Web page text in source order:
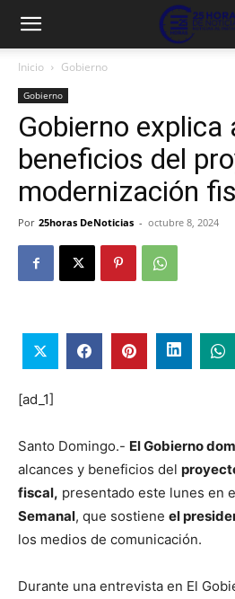
Inicio Gobierno
Gobierno
Gobierno explica
beneficios del
modernización
Por 25horas DeNoticias - octubre 8, 2024
[ad_1]
Santo Domingo.- El Gobierno
alcances y beneficios del
fiscal, presentado este lunes en
Semanal, que sostiene el
los medios de comunicación.
Durante una entrevista en El